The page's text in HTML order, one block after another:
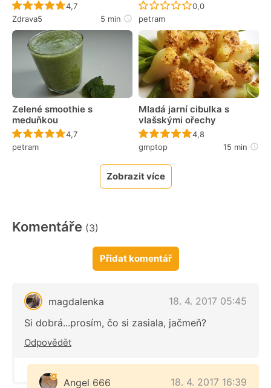
Recept ještě nebyl hodnocen
4,7
Zdrava5
5 min
Recept ještě nebyl
0,0
petram
Zelené smoothie s
meduňkou
Recept ještě nebyl hodnocen
4,7
petram
Mladá jarní cibulka s
vlašskými ořechy
Recept ještě nebyl
4,8
gmptop
15 min
Zobrazit více
Komentáře (3)
Přidat komentář
magdalenka
18. 4. 2017 05:45
Si dobrá...prosím, čo si zasiala, jačmeň?
Odpovědět
Angel 666
18. 4. 2017 16:39